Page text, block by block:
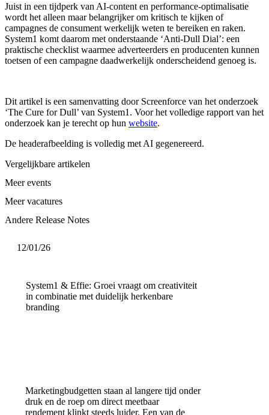
Juist in een tijdperk van AI-content en performance-optimalisatie
wordt het alleen maar belangrijker om kritisch te kijken of
campagnes de consument werkelijk weten te bereiken en raken.
System1 komt daarom met onderstaande ‘Anti-Dull Dial’: een
praktische checklist waarmee adverteerders en producenten kunnen
toetsen of een campagne daadwerkelijk onderscheidend genoeg is.
Dit artikel is een samenvatting door Screenforce van het onderzoek
‘The Cure for Dull’ van System1. Voor het volledige rapport van het
onderzoek kan je terecht op hun website.
De headerafbeelding is volledig met AI gegenereerd.
Vergelijkbare artikelen
Meer events
Meer vacatures
Andere Release Notes
12/01/26
System1 & Effie: Groei vraagt om creativiteit
in combinatie met duidelijk herkenbare
branding
Marketingbudgetten staan al langere tijd onder
druk en de roep om direct meetbaar
rendement klinkt steeds luider. Een van de